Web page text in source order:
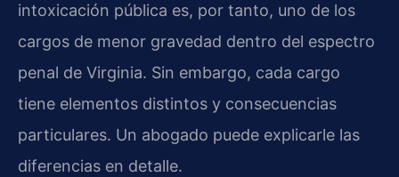
intoxicación pública es, por tanto, uno de los
cargos de menor gravedad dentro del espectro
penal de Virginia. Sin embargo, cada cargo
tiene elementos distintos y consecuencias
particulares. Un abogado puede explicarle las
diferencias en detalle.